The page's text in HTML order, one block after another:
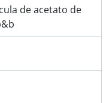
de Ramilos
de Ramilos
de Ramilos
de Ramilos
de Ramilos
de Ramilos
de acetato de